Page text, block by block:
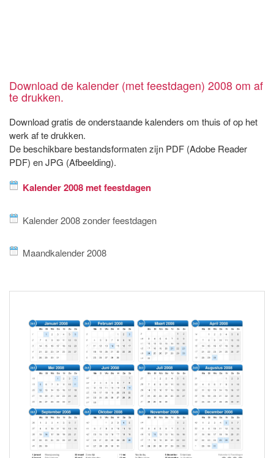
Download de kalender (met feestdagen) 2008 om af
te drukken.
Download gratis de onderstaande kalenders om thuis of op het
werk af te drukken.
De beschikbare bestandsformaten zijn PDF (Adobe Reader
PDF) en JPG (Afbeelding).
Kalender 2008 met feestdagen
Kalender 2008 zonder feestdagen
Maandkalender 2008